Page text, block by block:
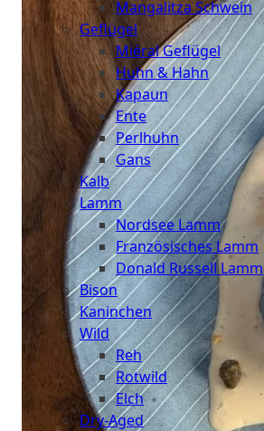
Mangalitza Schwein
Geflügel
Miéral Geflügel
Huhn & Hahn
Kapaun
Ente
Perlhuhn
Gans
Kalb
Lamm
Nordsee Lamm
Französisches Lamm
Donald Russell Lamm
Bison
Kaninchen
Wild
Reh
Rotwild
Elch
Dry-Aged